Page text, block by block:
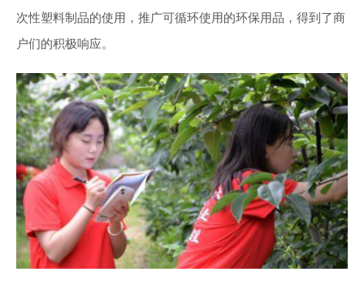
次性塑料制品的使用，推广可循环使用的环保用品，得到了商
户们的积极响应。